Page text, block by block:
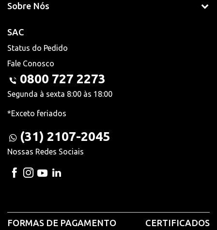
Sobre Nós
SAC
Status do Pedido
Fale Conosco
0800 727 2273
Segunda à sexta 8:00 às 18:00
*Exceto feriados
(31) 2107-2045
Nossas Redes Sociais
FORMAS DE PAGAMENTO CERTIFICADOS